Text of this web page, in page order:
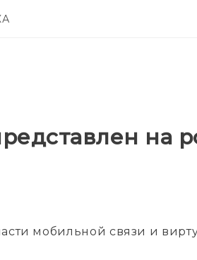
на
мобильной связи и